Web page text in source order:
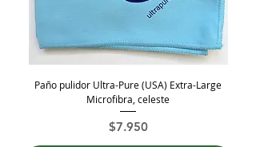
Paño pulidor Ultra-Pure (USA) Extra-Large
Microfibra, celeste
Precio
$7.950